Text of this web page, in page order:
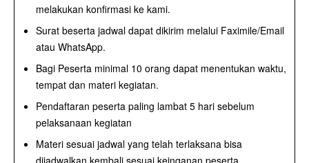
melakukan konfirmasi ke kami.
Surat beserta jadwal dapat dikirim melalui Faximile/Email
atau WhatsApp.
Bagi Peserta minimal 10 orang dapat menentukan waktu,
tempat dan materi kegiatan.
Pendaftaran peserta paling lambat 5 hari sebelum
pelaksanaan kegiatan
Materi sesuai jadwal yang telah terlaksana bisa
dijadwalkan kembali sesuai keinganan peserta